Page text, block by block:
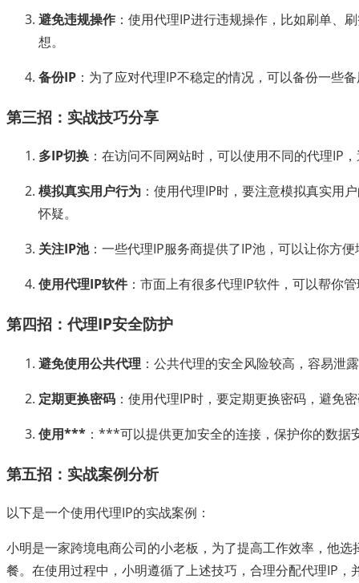
避免违规操作 ：使用代理IP进行违规操作，比如刷单、
想。
备份IP ：为了应对代理IP不稳定的情况，可以备份一些
第三招：实战技巧分享
多IP切换 ：在访问不同网站时，可以使用不同的代理IP
模拟真实用户行为 ：使用代理IP时，要注意模拟真实用
怀疑。
关注IP池：一些代理IP服务商提供了IP池，可以让你方
使用代理IP软件：市面上有很多代理IP软件，可以帮你
第四招：代理IP安全防护
避免使用公共代理 ：公共代理的安全风险较高，容易泄
定期更换密码 ：使用代理IP时，要定期更换密码，避免
使用*** ：***可以提供更加安全的连接，保护你的数据
第五招：实战案例分析
以下是一个使用代理IP的实战案例：
小明是一家跨境电商公司的小老板，为了提高工作效率，他选
餐。在使用过程中，小明遵循了上述技巧，合理分配代理IP，